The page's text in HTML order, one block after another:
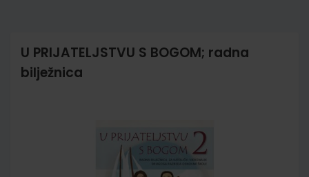
U PRIJATELJSTVU S BOGOM; radna
bilježnica